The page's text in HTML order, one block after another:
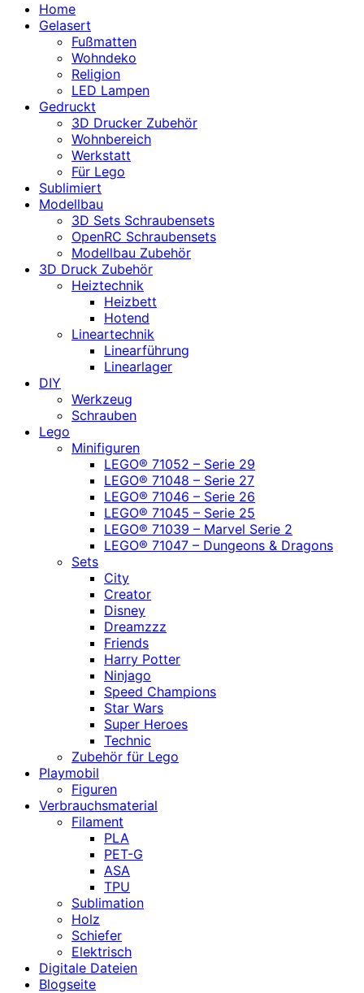
Home
Gelasert
Fußmatten
Wohndeko
Religion
LED Lampen
Gedruckt
3D Drucker Zubehör
Wohnbereich
Werkstatt
Für Lego
Sublimiert
Modellbau
3D Sets Schraubensets
OpenRC Schraubensets
Modellbau Zubehör
3D Druck Zubehör
Heiztechnik
Heizbett
Hotend
Lineartechnik
Linearführung
Linearlager
DIY
Werkzeug
Schrauben
Lego
Minifiguren
LEGO® 71052 – Serie 29
LEGO® 71048 – Serie 27
LEGO® 71046 – Serie 26
LEGO® 71045 – Serie 25
LEGO® 71039 – Marvel Serie 2
LEGO® 71047 – Dungeons & Dragons
Sets
City
Creator
Disney
Dreamzzz
Friends
Harry Potter
Ninjago
Speed Champions
Star Wars
Super Heroes
Technic
Zubehör für Lego
Playmobil
Figuren
Verbrauchsmaterial
Filament
PLA
PET-G
ASA
TPU
Sublimation
Holz
Schiefer
Elektrisch
Digitale Dateien
Blogseite